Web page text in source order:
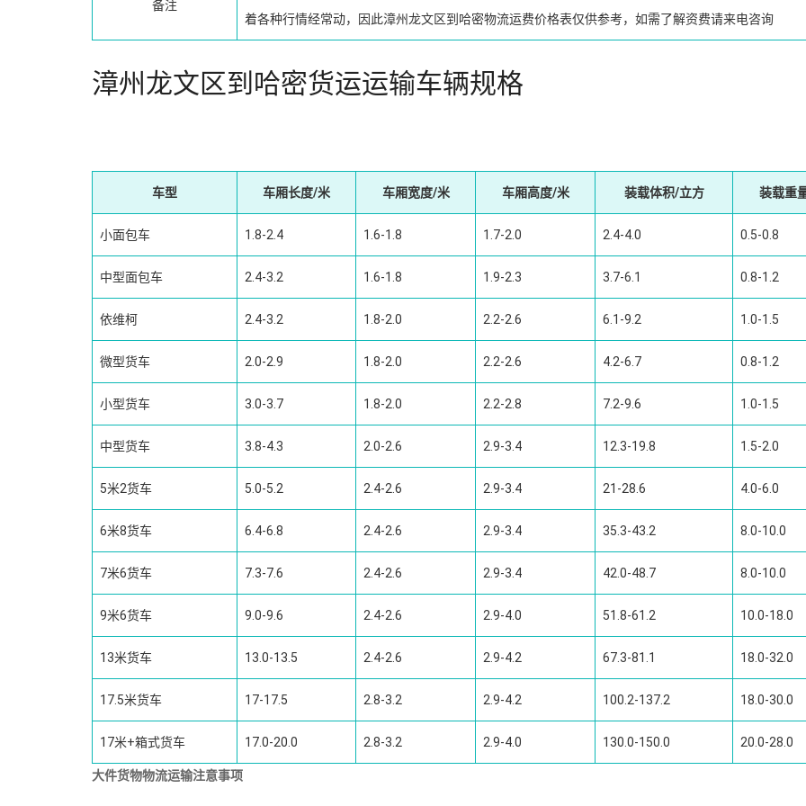
备注
着各种行情经常动，因此漳州龙文区到哈密物流运费价格表仅供参考，如需了解资费请来电咨询
漳州龙文区到哈密货运运输车辆规格
车型 车厢长度/米 车厢宽度/米 车厢高度/米 装载体积/立方 装载重
小面包车 1.8-2.4 1.6-1.8 1.7-2.0 2.4-4.0 0.5-0.8
中型面包车 2.4-3.2 1.6-1.8 1.9-2.3 3.7-6.1 0.8-1.2
依维柯 2.4-3.2 1.8-2.0 2.2-2.6 6.1-9.2 1.0-1.5
微型货车 2.0-2.9 1.8-2.0 2.2-2.6 4.2-6.7 0.8-1.2
小型货车 3.0-3.7 1.8-2.0 2.2-2.8 7.2-9.6 1.0-1.5
中型货车 3.8-4.3 2.0-2.6 2.9-3.4 12.3-19.8 1.5-2.0
5米2货车 5.0-5.2 2.4-2.6 2.9-3.4 21-28.6 4.0-6.0
6米8货车 6.4-6.8 2.4-2.6 2.9-3.4 35.3-43.2 8.0-10.0
7米6货车 7.3-7.6 2.4-2.6 2.9-3.4 42.0-48.7 8.0-10.0
9米6货车 9.0-9.6 2.4-2.6 2.9-4.0 51.8-61.2 10.0-18.0
13米货车 13.0-13.5 2.4-2.6 2.9-4.2 67.3-81.1 18.0-32.0
17.5米货车 17-17.5 2.8-3.2 2.9-4.2 100.2-137.2 18.0-30.0
17米+箱式货车 17.0-20.0 2.8-3.2 2.9-4.0 130.0-150.0 20.0-28.0
大件货物物流运输注意事项